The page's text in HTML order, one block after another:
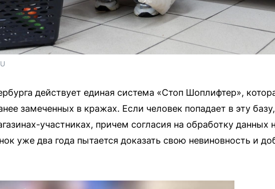
действует единая система «Стоп Шоплифтер»,
замеченных в кражах. Если человек попадает в эту
участниках, причем согласия на обработку данных
уже два года пытается доказать свою невиновность и